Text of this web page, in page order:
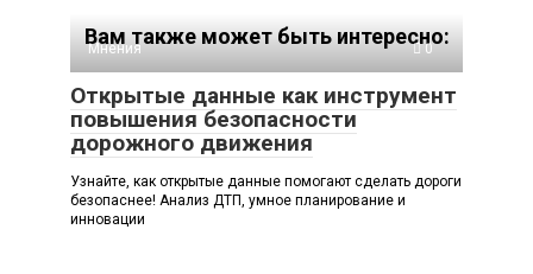
Вам также может быть интересно:
Мнения 0
Открытые данные как инструмент
повышения безопасности
дорожного движения
Узнайте, как открытые данные помогают сделать дороги
безопаснее! Анализ ДТП, умное планирование и
инновации